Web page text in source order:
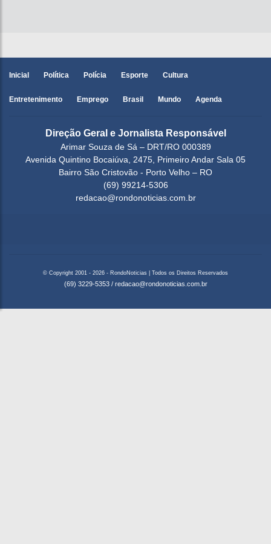
Inicial Política Polícia Esporte Cultura
Entretenimento Emprego Brasil Mundo Agenda
Direção Geral e Jornalista Responsável
Arimar Souza de Sá – DRT/RO 000389
Avenida Quintino Bocaiúva, 2475, Primeiro Andar Sala 05
Bairro São Cristovão - Porto Velho – RO
(69) 99214-5306
redacao@rondonoticias.com.br
© Copyright 2001 - 2026 - RondoNoticias | Todos os Direitos Reservados
(69) 3229-5353 / redacao@rondonoticias.com.br